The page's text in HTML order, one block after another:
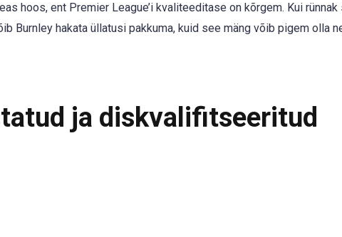
hoos, ent Premier League’i kvaliteeditase on kõrgem. Kui rünnak
Burnley hakata üllatusi pakkuma, kuid see mäng võib pigem olla
ja diskvalifitseeritud